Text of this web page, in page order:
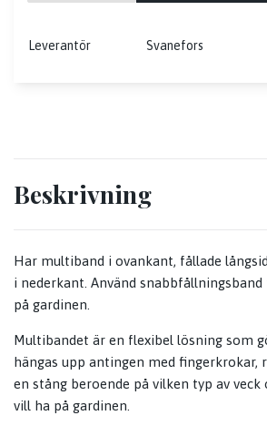
Leverantör Svanefors
Beskrivning
Har multiband i ovankant, fållade
i nederkant. Använd
på gardinen.
Multibandet är en flexibel lösning som
hängas upp antingen med fingerkrokar,
en stång beroende på vilken typ av
vill ha på gardinen.